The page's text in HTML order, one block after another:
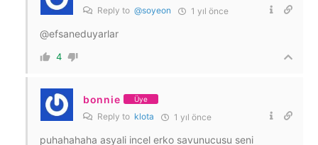
Reply to @soyeon 1 yıl önce
@efsaneduyarlar
4
bonnie Üye
Reply to klota 1 yıl önce
puhahahaha asyali incel erko savunucusu seni